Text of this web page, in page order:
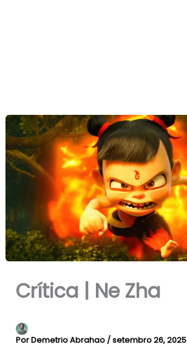
Crítica | Ne Zha
PorDemetrio Abrahao /setembro 26, 2025